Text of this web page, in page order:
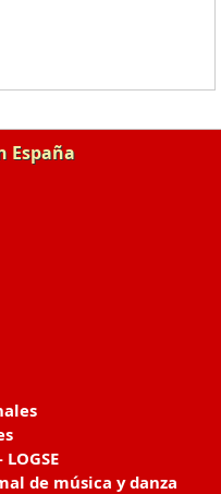
España
de música y danza